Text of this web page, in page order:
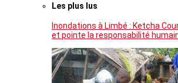
Les plus lus
Inondations à Limbé : Ketcha
et pointe la responsabilité